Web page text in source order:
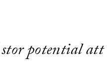
potential